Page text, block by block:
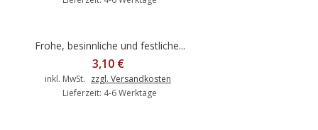
Frohe, besinnliche und festliche...
3,10 €
inkl. MwSt. zzgl. Versandkosten
Lieferzeit: 4-6 Werktage